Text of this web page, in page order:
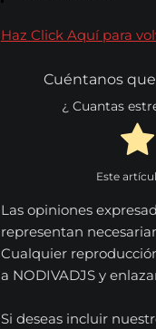
Haz Click Aquí para
Cuéntanos
¿ Cuantas
Este
Las opiniones
representan
Cualquier
a NODIVADJS y
Si deseas incluir